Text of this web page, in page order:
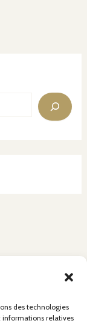
des technologies
informations relatives